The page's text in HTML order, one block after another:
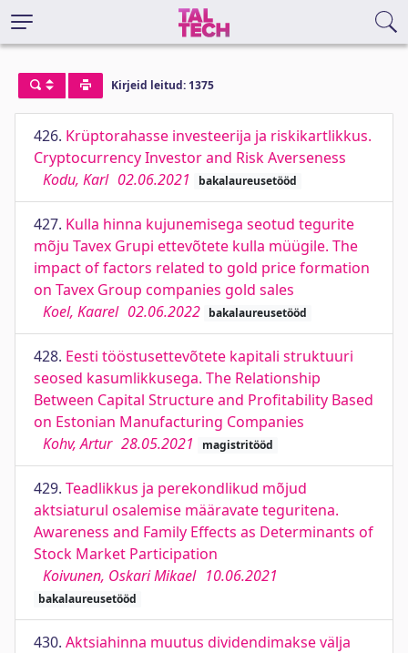
Kirjeid leitud: 1375
426. Krüptorahasse investeerija ja riskikartlikkus.
Cryptocurrency Investor and Risk Averseness
Kodu, Karl 02.06.2021 bakalaureusetööd
427. Kulla hinna kujunemisega seotud tegurite
mõju Tavex Grupi ettevõtete kulla müügile. The
impact of factors related to gold price formation
on Tavex Group companies gold sales
Koel, Kaarel 02.06.2022 bakalaureusetööd
428. Eesti tööstusettevõtete kapitali struktuuri
seosed kasumlikkusega. The Relationship
Between Capital Structure and Profitability Based
on Estonian Manufacturing Companies
Kohv, Artur 28.05.2021 magistritööd
429. Teadlikkus ja perekondlikud mõjud
aktsiaturul osalemise määravate teguritena.
Awareness and Family Effects as Determinants of
Stock Market Participation
Koivunen, Oskari Mikael 10.06.2021
bakalaureusetööd
430. Aktsiahinna muutus dividendimakse välja